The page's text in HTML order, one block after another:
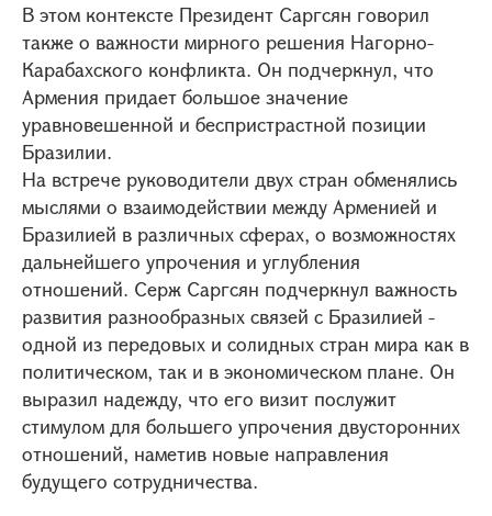
В этом контексте Президент Саргсян говорил
также о важности мирного решения Нагорно-
Карабахского конфликта. Он подчеркнул, что
Армения придает большое значение
уравновешенной и беспристрастной позиции
Бразилии.
На встрече руководители двух стран обменялись
мыслями о взаимодействии между Арменией и
Бразилией в различных сферах, о возможностях
дальнейшего упрочения и углубления
отношений. Серж Саргсян подчеркнул важность
развития разнообразных связей с Бразилией -
одной из передовых и солидных стран мира как в
политическом, так и в экономическом плане. Он
выразил надежду, что его визит послужит
стимулом для большего упрочения двусторонних
отношений, наметив новые направления
будущего сотрудничества.